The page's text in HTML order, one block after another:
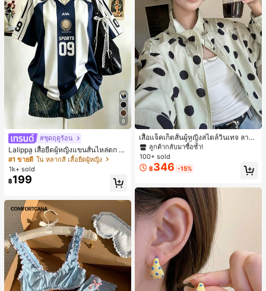
9
#ชุดฤดูร้อน
Lalippa เสื้อยืดผู้หญิงแขนสั้นไหล่ตก ค
อวีปกเสื้อ ลายพิมพ์ดิจิทัลลายทาง สไตล์
สปอร์ตแฟชั่นมินิมอล ของขวัญสำหรับเ
พื่อน
#1 ขายดี ใน หลากสี เสื้อยืดผู้หญิง
1k+ sold
฿199
เสื้อแจ็คเก็ตสั้นผู้หญิงสไตล์วินเทจ ลายจุ
ดขนาดใหญ่ คอตั้ง เอวเข้ารูป แขนพอง
ทรงหลวม แฟชั่นอเนกประสงค์ สำหรับใ
ส่ประจำวันและไปเที่ยวพักผ่อน
#1 ขายดี
ใน กระเป๋า เสื้อคลุมลำลอง
ลูกค้ากลับมาซื้อซ้ำ!
#1 ขายดี ใน กระเป๋า เสื้อคลุมลำลอง
ลูกค้ากลับมาซื้อซ้ำ!
#1 ขายดี ใน กระเป๋า เสื้อคลุมลำลอง
ลูกค้ากลับมาซื้อซ้ำ!
#1 ขายดี ใน กระเป๋า เสื้อคลุมลำลอง
100+ sold
฿346 -15%